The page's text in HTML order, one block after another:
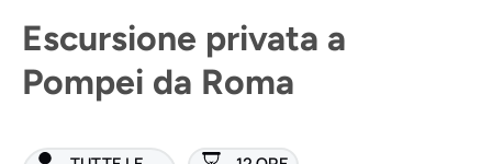
Escursione privata a
Pompei da Roma